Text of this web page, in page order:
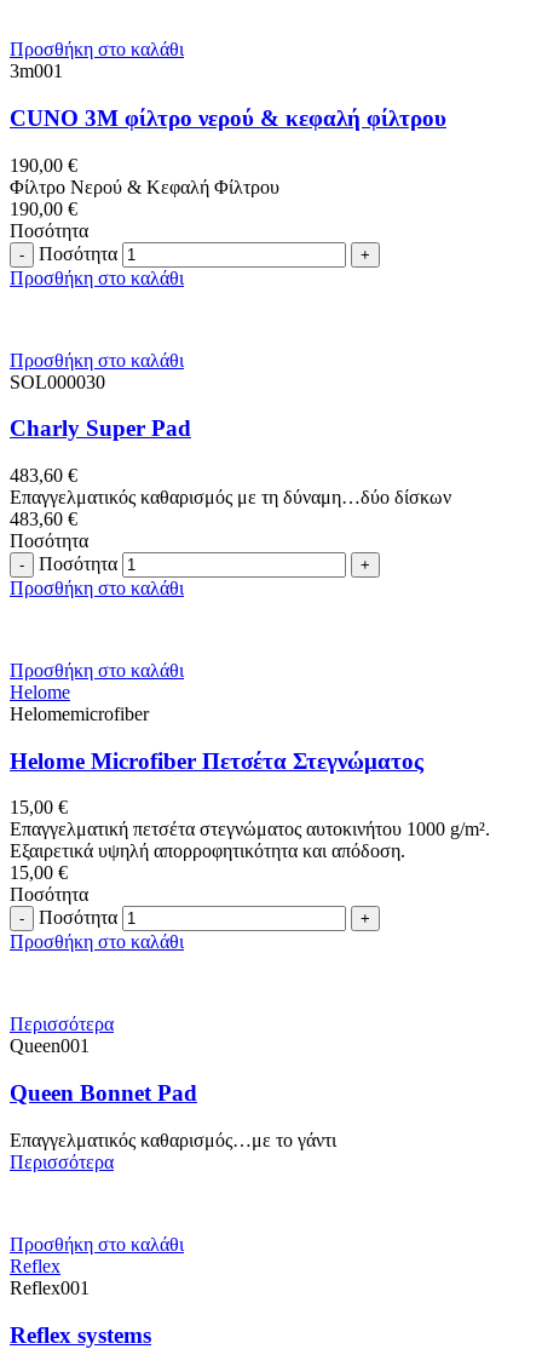
Προσθήκη στο καλάθι
3m001
CUNO 3M φίλτρo νερού & κεφαλή φίλτρου
190,00 €
Φίλτρo Νερού & Κεφαλή Φίλτρου
190,00 €
Ποσότητα
Ποσότητα
Προσθήκη στο καλάθι
Προσθήκη στο καλάθι
SOL000030
Charly Super Pad
483,60 €
Επαγγελματικός καθαρισμός με τη δύναμη…δύο δίσκων
483,60 €
Ποσότητα
Ποσότητα
Προσθήκη στο καλάθι
Προσθήκη στο καλάθι
Helome
Helomemicrofiber
Helome Microfiber Πετσέτα Στεγνώματος
15,00 €
Επαγγελματική πετσέτα στεγνώματος αυτοκινήτου 1000 g/m².
Εξαιρετικά υψηλή απορροφητικότητα και απόδοση.
15,00 €
Ποσότητα
Ποσότητα
Προσθήκη στο καλάθι
Περισσότερα
Queen001
Queen Bonnet Pad
Επαγγελματικός καθαρισμός…με το γάντι
Περισσότερα
Προσθήκη στο καλάθι
Reflex
Reflex001
Reflex systems